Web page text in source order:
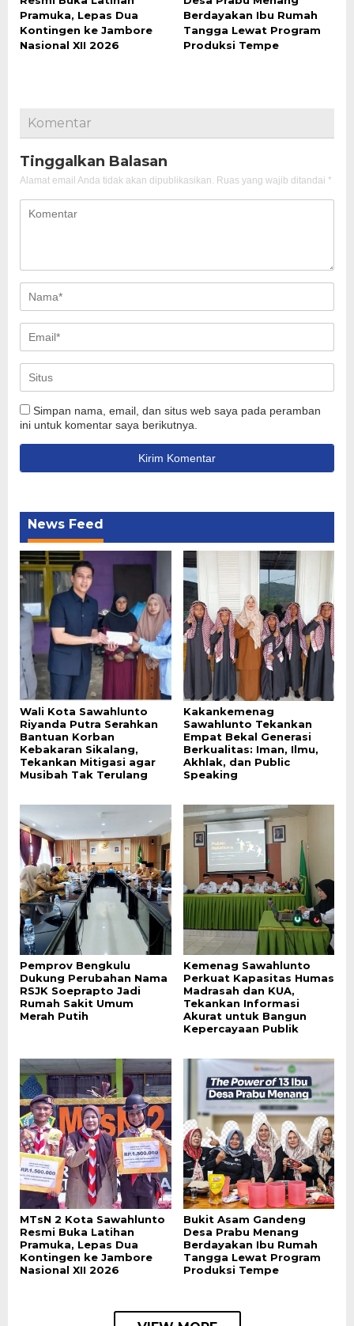
Pramuka, Lepas Dua
Kontingen ke Jambore
Nasional XII 2026
Berdayakan Ibu Rumah
Tangga Lewat Program
Produksi Tempe
Komentar
Tinggalkan Balasan
Alamat email Anda tidak akan dipublikasikan. Ruas yang wajib ditandai *
Simpan nama, email, dan situs web saya pada peramban
ini untuk komentar saya berikutnya.
News Feed
Wali Kota Sawahlunto
Riyanda Putra Serahkan
Bantuan Korban
Kebakaran Sikalang,
Tekankan Mitigasi agar
Musibah Tak Terulang
Kakankemenag
Sawahlunto Tekankan
Empat Bekal Generasi
Berkualitas: Iman, Ilmu,
Akhlak, dan Public
Speaking
Pemprov Bengkulu
Dukung Perubahan Nama
RSJK Soeprapto Jadi
Rumah Sakit Umum
Merah Putih
Kemenag Sawahlunto
Perkuat Kapasitas Humas
Madrasah dan KUA,
Tekankan Informasi
Akurat untuk Bangun
Kepercayaan Publik
MTsN 2 Kota Sawahlunto
Resmi Buka Latihan
Pramuka, Lepas Dua
Kontingen ke Jambore
Nasional XII 2026
Bukit Asam Gandeng
Desa Prabu Menang
Berdayakan Ibu Rumah
Tangga Lewat Program
Produksi Tempe